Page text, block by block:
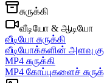
சுருக்கி
வீடியோ & ஆடியோ
வீடியோ சுருக்கி
வீடியோக்களின் அளவு
MP4 சுருக்கி
MP4 கோப்புகளைச்